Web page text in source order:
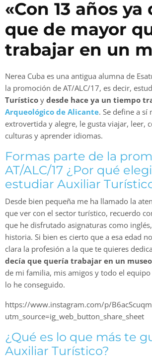
«Con 13 años ya
que de mayor
trabajar en un
Nerea Cuba es una antigua alumna de
la promoción de AT/ALC/17, es decir,
Turístico y desde hace ya un tiempo
Arqueológico de Alicante. Se define a sí
extrovertida y alegre, le gusta viajar, leer,
culturas y aprender idiomas.
Formas parte de la
AT/ALC/17 ¿Por qué
estudiar Auxiliar
Desde bien pequeña me ha llamado la
que ver con el sector turístico, recuerdo
que he disfrutado asignaturas como
historia. Si bien es cierto que a esa edad
clara la profesión a la que te quieres
decía que quería trabajar en un museo
de mi familia, mis amigos y todo el
lo he conseguido.
https://www.instagram.com/p/
utm_source=ig_web_button_share_sheet
¿Qué es lo que más te
Auxiliar Turístico?